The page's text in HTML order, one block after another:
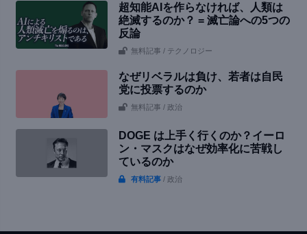
超知能AIを作らなければ、人類は
絶滅するのか？ = 滅亡論への5つの
反論
無料記事 / テクノロジー
なぜリベラルは負け、若者は自民
党に投票するのか
無料記事 / 政治
DOGE は上手く行くのか？イーロ
ン・マスクはなぜ効率化に苦戦し
ているのか
有料記事 / 政治